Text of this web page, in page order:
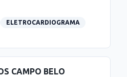
ELETROCARDIOGRAMA
CAMPO BELO